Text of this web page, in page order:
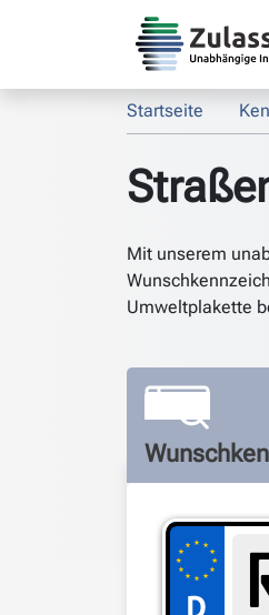
Startseite
Mit unserem
Umweltplakette